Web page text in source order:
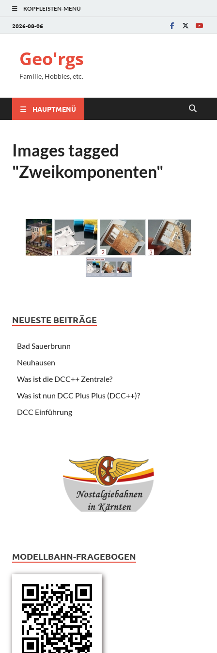
KOPFLEISTEN-MENÜ
2026-08-06
Geo'rgs
Familie, Hobbies, etc.
HAUPTMENÜ
Images tagged
"Zweikomponenten"
NEUESTE BEITRÄGE
Bad Sauerbrunn
Neuhausen
Was ist die DCC++ Zentrale?
Was ist nun DCC Plus Plus (DCC++)?
DCC Einführung
MODELLBAHN-FRAGEBOGEN